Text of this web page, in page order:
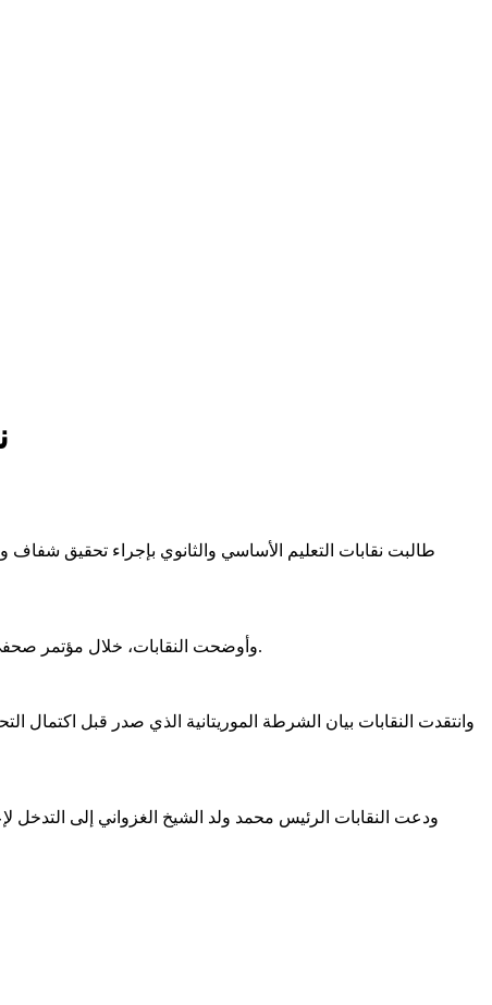
طالبت نقابات التعليم الأساسي والثانوي بإجراء تحقيق
وأوضحت النقابات، خلال مؤتمر صحفي مساء اليوم، أن التحقيق ركّز بشكل غير مبرر على حادثة "صفع الأستاذ"، بينما تجاهل الاعتداءات الأخرى التي طالت المدرسين أثناء الوقفة.
وانتقدت النقابات بيان الشرطة الموريتانية الذي صدر قبل
ودعت النقابات الرئيس محمد ولد الشيخ الغزواني إلى التدخل